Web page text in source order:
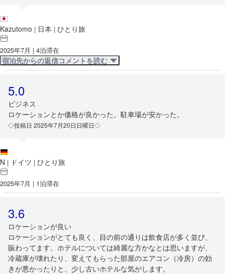
Kazutomo | 日本 | ひとり旅
2025年7月 | 4泊滞在
宿泊先からの返信コメントを読む
5.0
ビジネス
ロケーションとか価格が良かった。駐車場が安かった。
◇投稿日 2025年7月20日日曜日◇
N | ドイツ | ひとり旅
2025年7月 | 1泊滞在
3.6
ロケーションが良い
ロケーションがとても良く、目の前の通りは飲食店が多く並び、
賑わってます。ホテルについては綺麗な方かなとは思いますが、
冷蔵庫が壊れたり、変えてもらった部屋のエアコン（冷房）の効
きが悪かったりと、少し古いホテルな気がします。